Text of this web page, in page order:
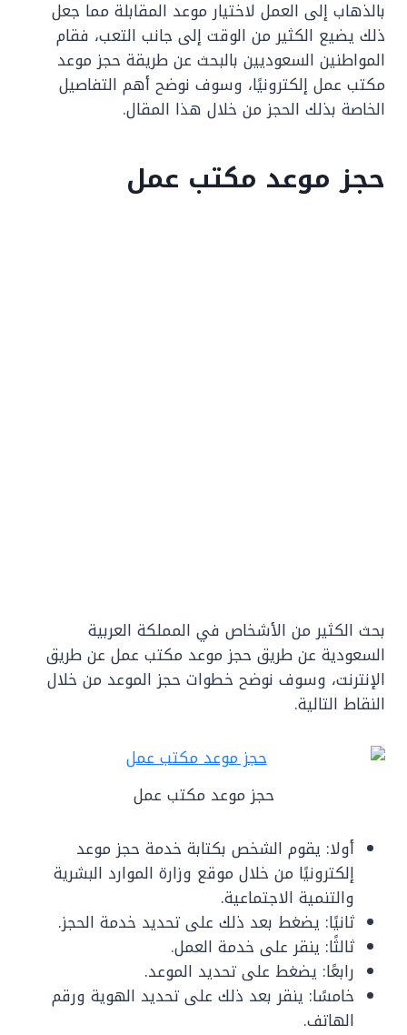
بالذهاب إلى العمل لاختيار موعد المقابلة مما جعل
ذلك يضيع الكثير من الوقت إلى جانب التعب، فقام
المواطنين السعوديين بالبحث عن طريقة حجز موعد
مكتب عمل إلكترونيًا، وسوف نوضح أهم التفاصيل
الخاصة بذلك الحجز من خلال هذا المقال.
حجز موعد مكتب عمل
بحث الكثير من الأشخاص في المملكة العربية
السعودية عن طريق حجز موعد مكتب عمل عن طريق
الإنترنت، وسوف نوضح خطوات حجز الموعد من خلال
النقاط التالية.
حجز موعد مكتب عمل
أولا: يقوم الشخص بكتابة خدمة حجز موعد
إلكترونيًا من خلال موقع وزارة الموارد البشرية
والتنمية الاجتماعية.
ثانيًا: يضغط بعد ذلك على تحديد خدمة الحجز.
ثالثًا: ينقر على خدمة العمل.
رابعًا: يضغط على تحديد الموعد.
خامسًا: ينقر بعد ذلك على تحديد الهوية ورقم
الهاتف.